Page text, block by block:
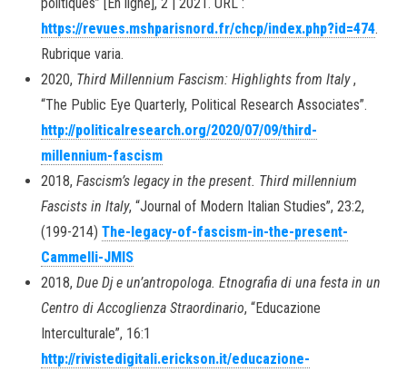
https://revues.mshparisnord.fr/chcp/index.php?id=474.
Rubrique varia.
2020, Third Millennium Fascism: Highlights from Italy,
“The Public Eye Quarterly, Political Research Associates”.
http://politicalresearch.org/2020/07/09/third-
millennium-fascism
2018, Fascism’s legacy in the present. Third millennium
Fascists in Italy, “Journal of Modern Italian Studies”, 23:2,
(199-214) The-legacy-of-fascism-in-the-present-
Cammelli-JMIS
2018, Due Dj e un’antropologa. Etnografia di una festa in un
Centro di Accoglienza Straordinario, “Educazione
Interculturale”, 16:1
http://rivistedigitali.erickson.it/educazione-